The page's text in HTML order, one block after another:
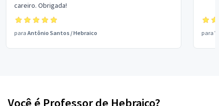
careiro. Obrigada!
para Antônio Santos /Hebraico para
Você é Professor de Hebraico?